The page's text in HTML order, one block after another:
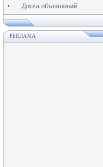
Доска объявлений
РЕКЛАМА